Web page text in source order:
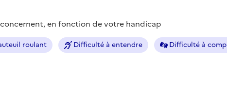
en fonction de votre handicap
roulant Difficulté à entendre Difficulté à